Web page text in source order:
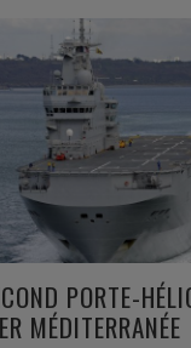
PORTE-
MÉDITERRANÉE